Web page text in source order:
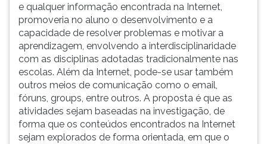
e qualquer informação encontrada na Internet,
promoveria no aluno o desenvolvimento e a
capacidade de resolver problemas e motivar a
aprendizagem, envolvendo a interdisciplinaridade
com as disciplinas adotadas tradicionalmente nas
escolas. Além da Internet, pode-se usar também
outros meios de comunicação como o email,
fóruns, groups, entre outros. A proposta é que as
atividades sejam baseadas na investigação, de
forma que os conteúdos encontrados na Internet
sejam explorados de forma orientada, em que o